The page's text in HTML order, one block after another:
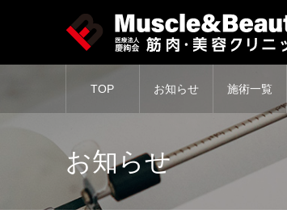
TOP お知らせ 施術一覧
お知らせ